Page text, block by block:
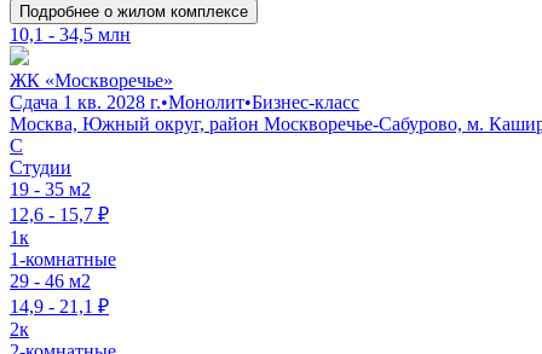
Подробнее о жилом комплексе
10,1 - 34,5 млн
ЖК «Москворечье»
Сдача 1 кв. 2028 г.•Монолит•Бизнес-класс
Москва, Южный округ, район Москворечье-Сабурово, м.
C
Студии
19 - 35 м2
12,6 - 15,7 ₽
1к
1-комнатные
29 - 46 м2
14,9 - 21,1 ₽
2к